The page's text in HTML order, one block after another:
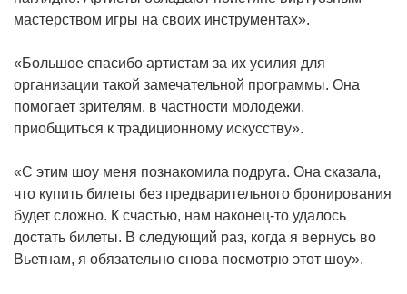
мастерством игры на своих инструментах».
«Большое спасибо артистам за их усилия для
организации такой замечательной программы. Она
помогает зрителям, в частности молодежи,
приобщиться к традиционному искусству».
«С этим шоу меня познакомила подруга. Она сказала,
что купить билеты без предварительного бронирования
будет сложно. К счастью, нам наконец-то удалось
достать билеты. В следующий раз, когда я вернусь во
Вьетнам, я обязательно снова посмотрю этот шоу».